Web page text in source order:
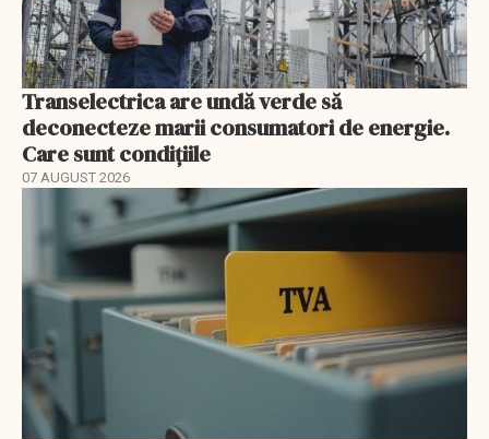
Transelectrica are undă verde să
deconecteze marii consumatori de energie.
Care sunt condițiile
07 AUGUST 2026